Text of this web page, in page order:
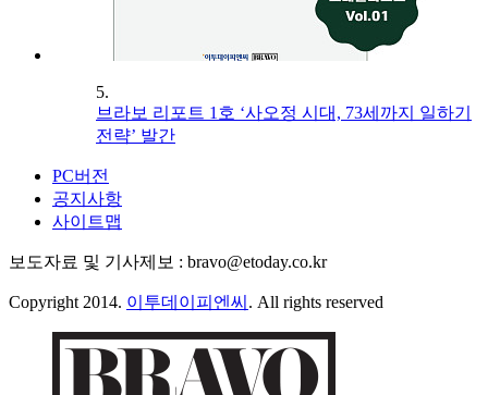
5.
브라보 리포트 1호 ‘사오정 시대, 73세까지 일하기
전략’ 발간
PC버전
공지사항
사이트맵
보도자료 및 기사제보 : bravo@etoday.co.kr
Copyright 2014. 이투데이피엔씨 . All rights reserved